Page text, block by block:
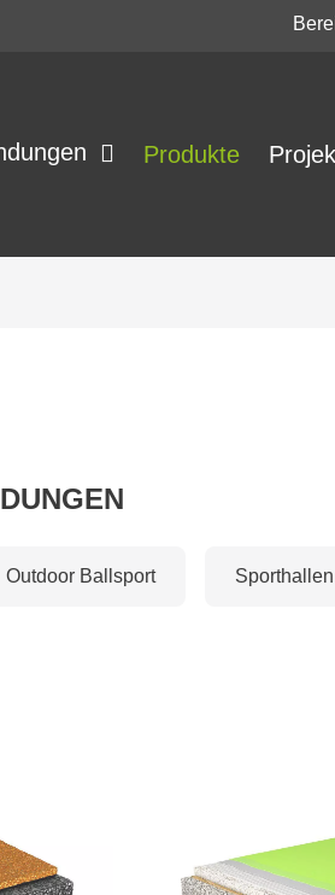
Produkte
Outdoor Ballsport Sporthallen